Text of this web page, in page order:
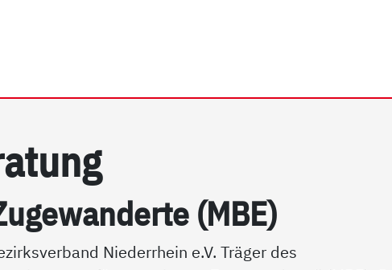
(MBE)
Niederrhein e.V. Träger des